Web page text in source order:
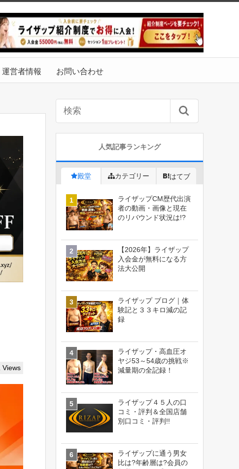
運営者情報 お問い合わせ
Views
人気記事ランキング
殿堂 カテゴリー はてブ
ライザップCM歴代出演
者の動画・画像と現在
のリバウンド状況は!?
【2026年】ライザップ
入会金が無料になる方
法大公開
ライザップ ブログ｜体
験記と３３キロ減の記
録
ライザップ・高血圧オ
ヤジ53～54歳の挑戦※
減量期の全記録！
ライザップ４５人の口
コミ・評判＆全国店舗
別口コミ・評判!!
ライザップに通う男女
比は?年齢層は?会員の